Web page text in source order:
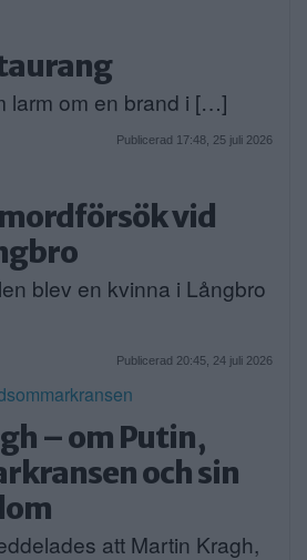
larm om en brand i […]
Publicerad 17:48, 25 juli 2026
vid
blev en kvinna i Långbro
Publicerad 20:45, 24 juli 2026
– om Putin,
och sin
att Martin Kragh,